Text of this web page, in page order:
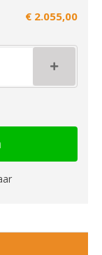
€ 2.055,00